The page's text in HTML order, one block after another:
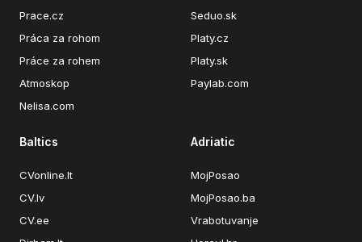
Prace.cz
Práca za rohom
Práce za rohem
Atmoskop
Nelisa.com
Seduo.sk
Platy.cz
Platy.sk
Paylab.com
Baltics
CVonline.lt
CV.lv
CV.ee
Adriatic
MojPosao
MojPosao.ba
Vrabotuvanje